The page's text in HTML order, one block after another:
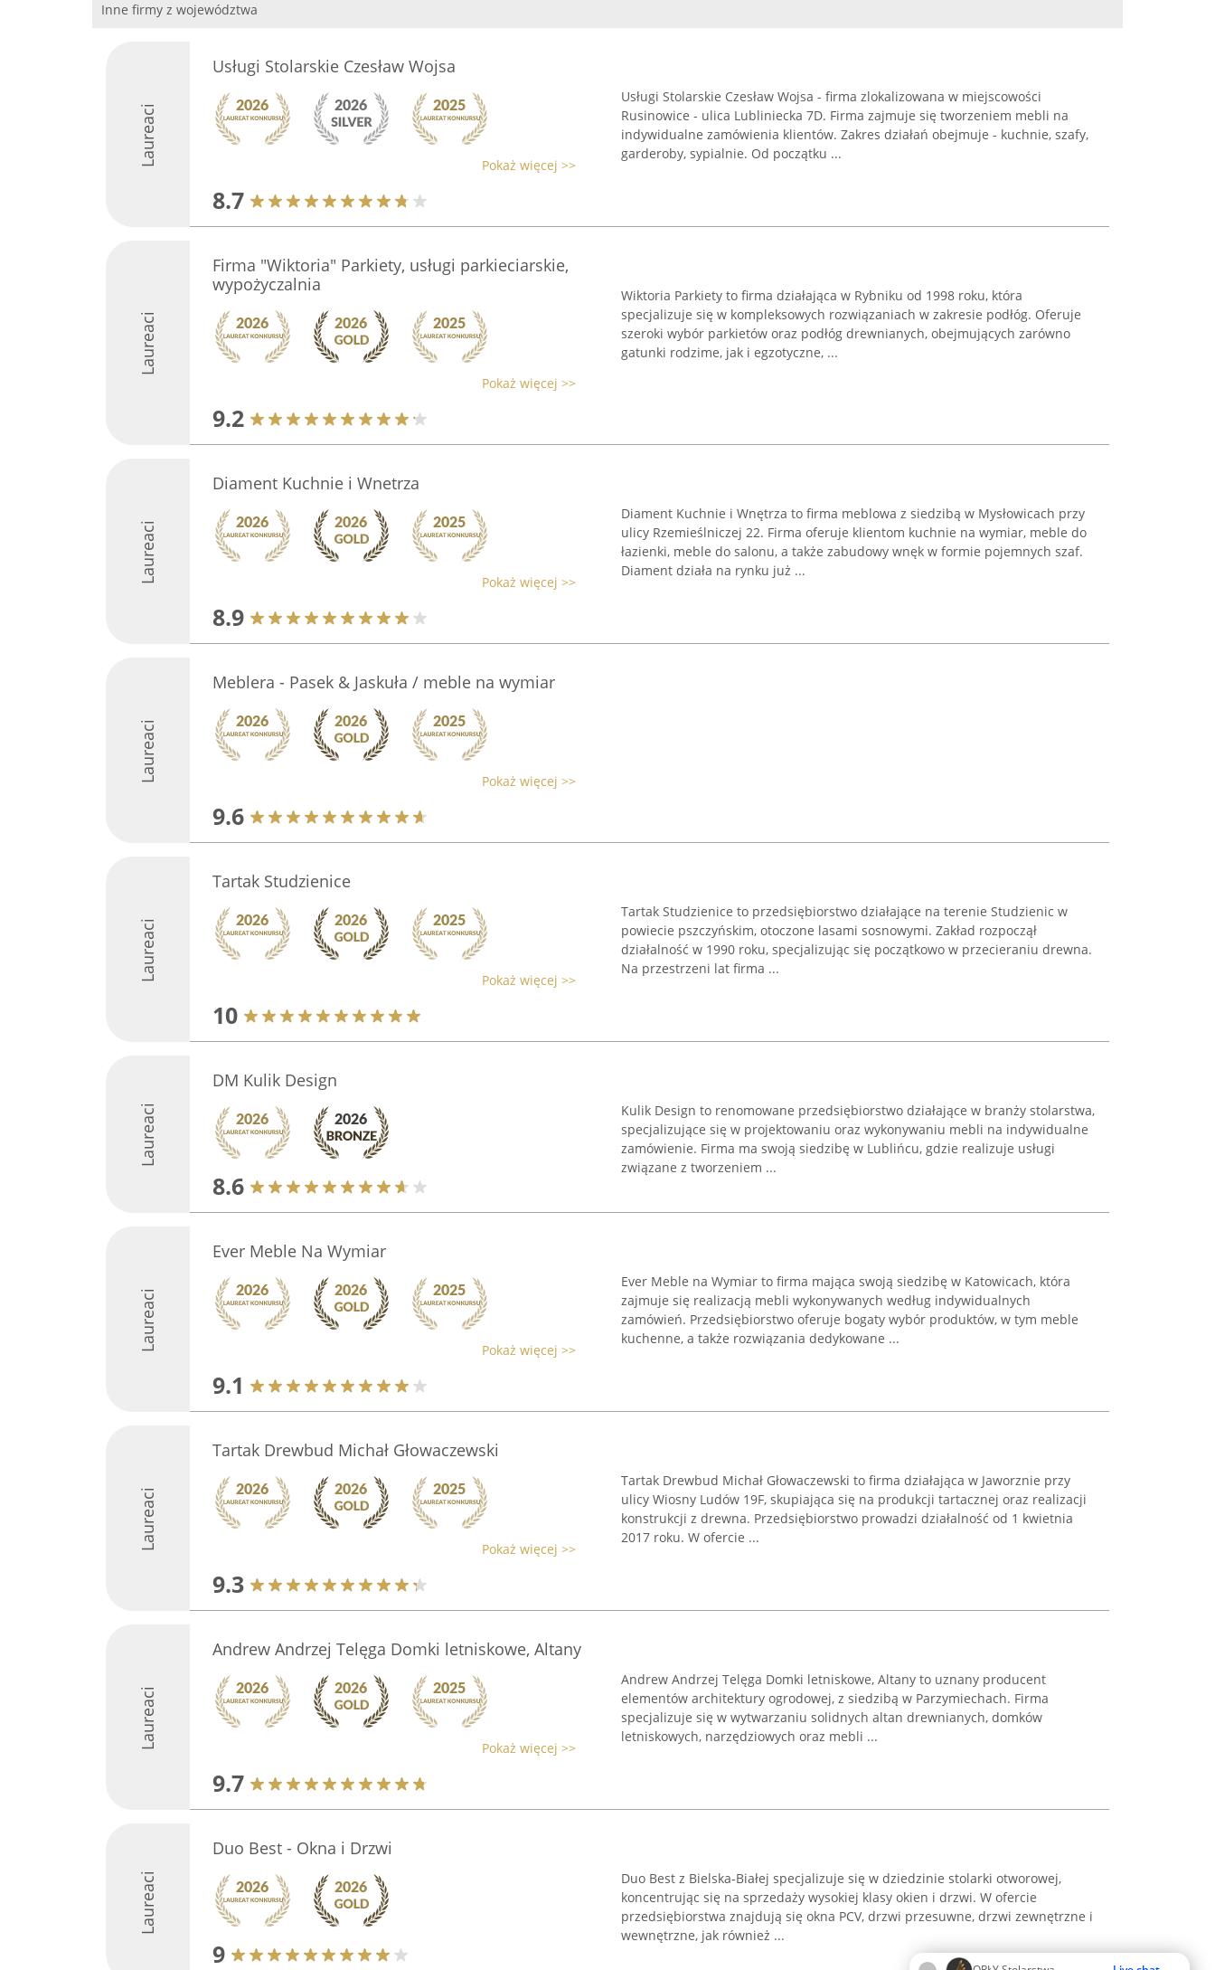
Inne firmy z województwa
Laureaci
Usługi Stolarskie Czesław Wojsa
Pokaż więcej >>
8.7
Usługi Stolarskie Czesław Wojsa - firma zlokalizowana w miejscowości
Rusinowice - ulica Lubliniecka 7D. Firma zajmuje się tworzeniem mebli na
indywidualne zamówienia klientów. Zakres działań obejmuje - kuchnie, szafy,
garderoby, sypialnie. Od początku ...
Laureaci
Firma "Wiktoria" Parkiety, usługi parkieciarskie,
wypożyczalnia
Pokaż więcej >>
9.2
Wiktoria Parkiety to firma działająca w Rybniku od 1998 roku, która
specjalizuje się w kompleksowych rozwiązaniach w zakresie podłóg. Oferuje
szeroki wybór parkietów oraz podłóg drewnianych, obejmujących zarówno
gatunki rodzime, jak i egzotyczne, ...
Laureaci
Diament Kuchnie i Wnetrza
Pokaż więcej >>
8.9
Diament Kuchnie i Wnętrza to firma meblowa z siedzibą w Mysłowicach przy
ulicy Rzemieślniczej 22. Firma oferuje klientom kuchnie na wymiar, meble do
łazienki, meble do salonu, a także zabudowy wnęk w formie pojemnych szaf.
Diament działa na rynku już ...
Laureaci
Meblera - Pasek & Jaskuła / meble na wymiar
Pokaż więcej >>
9.6
Laureaci
Tartak Studzienice
Pokaż więcej >>
10
Tartak Studzienice to przedsiębiorstwo działające na terenie Studzienic w
powiecie pszczyńskim, otoczone lasami sosnowymi. Zakład rozpoczął
działalność w 1990 roku, specjalizując się początkowo w przecieraniu drewna.
Na przestrzeni lat firma ...
Laureaci
DM Kulik Design
8.6
Kulik Design to renomowane przedsiębiorstwo działające w branży stolarstwa,
specjalizujące się w projektowaniu oraz wykonywaniu mebli na indywidualne
zamówienie. Firma ma swoją siedzibę w Lublińcu, gdzie realizuje usługi
związane z tworzeniem ...
Laureaci
Ever Meble Na Wymiar
Pokaż więcej >>
9.1
Ever Meble na Wymiar to firma mająca swoją siedzibę w Katowicach, która
zajmuje się realizacją mebli wykonywanych według indywidualnych
zamówień. Przedsiębiorstwo oferuje bogaty wybór produktów, w tym meble
kuchenne, a także rozwiązania dedykowane ...
Laureaci
Tartak Drewbud Michał Głowaczewski
Pokaż więcej >>
9.3
Tartak Drewbud Michał Głowaczewski to firma działająca w Jaworznie przy
ulicy Wiosny Ludów 19F, skupiająca się na produkcji tartacznej oraz realizacji
konstrukcji z drewna. Przedsiębiorstwo prowadzi działalność od 1 kwietnia
2017 roku. W ofercie ...
Laureaci
Andrew Andrzej Telęga Domki letniskowe, Altany
Pokaż więcej >>
9.7
Andrew Andrzej Telęga Domki letniskowe, Altany to uznany producent
elementów architektury ogrodowej, z siedzibą w Parzymiechach. Firma
specjalizuje się w wytwarzaniu solidnych altan drewnianych, domków
letniskowych, narzędziowych oraz mebli ...
Laureaci
Duo Best - Okna i Drzwi
9
Duo Best z Bielska-Białej specjalizuje się w dziedzinie stolarki otworowej,
koncentrując się na sprzedaży wysokiej klasy okien i drzwi. W ofercie
przedsiębiorstwa znajdują się okna PCV, drzwi przesuwne, drzwi zewnętrzne i
wewnętrzne, jak również ...